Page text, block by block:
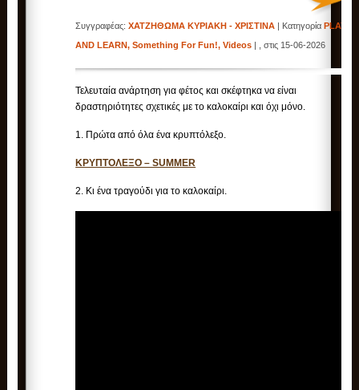
Συγγραφέας:ΧΑΤΖΗΘΩΜΑ ΚΥΡΙΑΚΗ - ΧΡΙΣΤΙΝΑ | ΚατηγορίαPLAY
AND LEARN,Something For Fun!,Videos | , στις 15-06-2026
Τελευταία ανάρτηση για φέτος και σκέφτηκα να είναι
δραστηριότητες σχετικές με το καλοκαίρι και όχι μόνο.
1. Πρώτα από όλα ένα κρυπτόλεξο.
ΚΡΥΠΤΟΛΕΞΟ – SUMMER
2. Κι ένα τραγούδι για το καλοκαίρι.